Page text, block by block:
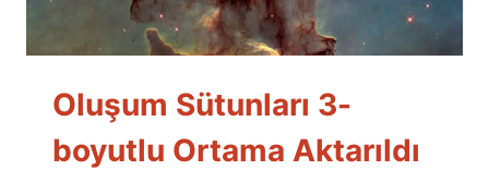
Oluşum Sütunları 3-
boyutlu Ortama Aktarıldı